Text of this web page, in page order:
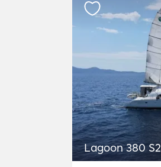
Lagoon 380 S2